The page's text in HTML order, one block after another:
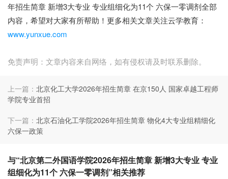
年招生简章 新增3大专业 专业组细化为11个 六保一零调剂全部
内容，希望对大家有所帮助！更多相关文章关注云学教育：
www.yunxue.com
免责声明：文章内容来自网络，如有侵权请及时联系删除。
上一篇： 北京化工大学2026年招生简章 在京150人 国家卓越工程师
学院专业首招
下一篇： 北京石油化工学院2026年招生简章 物化4大专业组精细化
六保一政策
与“北京第二外国语学院2026年招生简章 新增3大专业 专业
组细化为11个 六保一零调剂”相关推荐